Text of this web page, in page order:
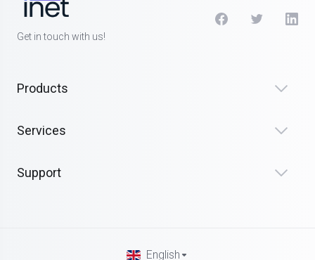
Get in touch with us!
Products
Services
Support
English